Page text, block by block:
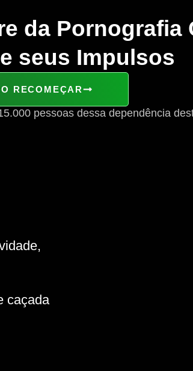
da
seus Impulsos
RECOMEÇAR
pessoas dessa dependência
caçada